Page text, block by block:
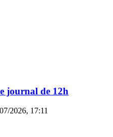
journal de 12h
2026, 17:11